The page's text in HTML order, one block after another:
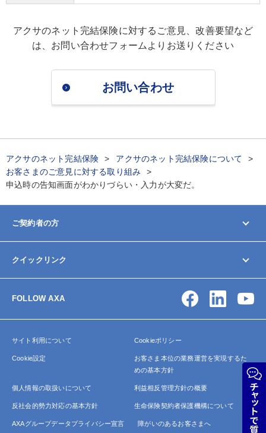
アクサのネット完結保険に対するご意見、改善要望など
は、 お問い合わせフォームよりお送りください
お問い合わせ
アクサのネット完結保険
アクサのネット完結保険について
お客さまのご意見に対する取り組み
申込時の告知画面がわかりづらい・入力が大変だ。
ご契約者の方
契約内容の変更/確認
お手続きガイド
保険金・給付金の請求
クイックリンク
アクサ生命について
FOLLOW AXA
サイト利用について Cookieポリシー
Cookie設定
お客さま本位の業務運営を実現するた
めの基本方針
個人情報の取扱いについて 利益相反管理方針の概要
反社会的勢力対応の基本方針 生命保険契約者保護機構について
AXAグループデータプライバシー宣言 障がいのあるお客さまへ